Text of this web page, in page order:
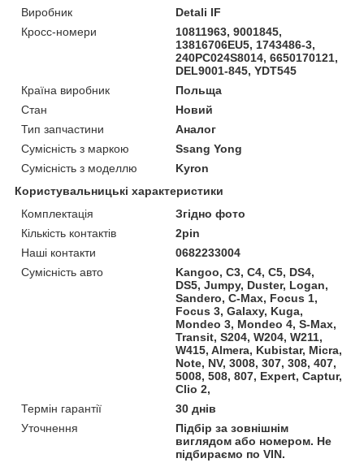
Виробник
Detali IF
Кросс-номери
10811963, 9001845,
13816706EU5, 1743486-3,
240PC024S8014, 6650170121,
DEL9001-845, YDT545
Країна виробник
Польща
Стан
Новий
Тип запчастини
Аналог
Сумісність з маркою
Ssang Yong
Сумісність з моделлю
Kyron
Користувальницькі характеристики
Комплектація
Згідно фото
Кількість контактів
2pin
Наші контакти
0682233004
Сумісність авто
Kangoo, C3, C4, C5, DS4,
DS5, Jumpy, Duster, Logan,
Sandero, C-Max, Focus 1,
Focus 3, Galaxy, Kuga,
Mondeo 3, Mondeo 4, S-Max,
Transit, S204, W204, W211,
W415, Almera, Kubistar, Micra,
Note, NV, 3008, 307, 308, 407,
5008, 508, 807, Expert, Captur,
Clio 2,
Термін гарантії
30 днів
Уточнення
Підбір за зовнішнім
виглядом або номером. Не
підбираємо по VIN.